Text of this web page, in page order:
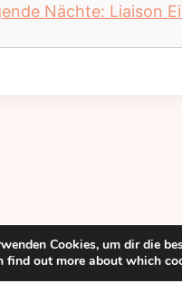
Nächte: Liaison
Cookies, um dir die
find out more about which